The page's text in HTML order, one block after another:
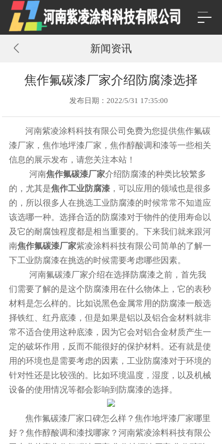
新闻资讯
焦作氟碳漆厂家介绍防腐漆选择
发布日期：2022/5/31 17:35:00
河南紫凌涂料科技有限公司免费为您提供焦作氟碳
漆厂家 ，焦作地坪漆厂家，焦作醇酸调和漆等一些相关
信息的展示发布，请您关注本站！
河南焦作氟碳漆厂家介绍防腐漆的种类比较繁多
的，尤其是焦作工业防腐漆，可以应用的领域也是很多
的，所以很多人在挑选工业防腐漆的时候常常不知道应
该选哪一种。选择合适的防腐漆对于物件的使用寿命以
及它的耐腐蚀程度都是相当重要的。下来我们就来跟河
南焦作氟碳漆厂家紫凌涂料科技有限公司简单的了解一
下工业防腐漆在挑选的时候需要考虑哪些因素。
河南氟碳漆厂家介绍在选择防腐漆之前，首先我
们需要了解的是这个防腐漆用在什么物体上，它的表秒
材料是怎么样的。比如说黑色金属常用的防腐漆一般选
择铁红、红丹底漆，但是如果是铝以及铝合金材料就非
常不适合使用这种底漆，因为它会对铝合金材质产生一
定的破坏作用，反而不能很好的保护材料。还有就是使
用的环境也是需要考虑的因素，工业防腐漆对于环境的
针对性还是比较强的。比如环境温度，湿度，以及机械
设备的使用情况等都会影响到防腐漆的选择。
焦作氟碳漆厂家口碑怎么样？焦作地坪漆厂家哪里
好？焦作醇酸调和漆找哪家？河南紫凌涂料科技有限公